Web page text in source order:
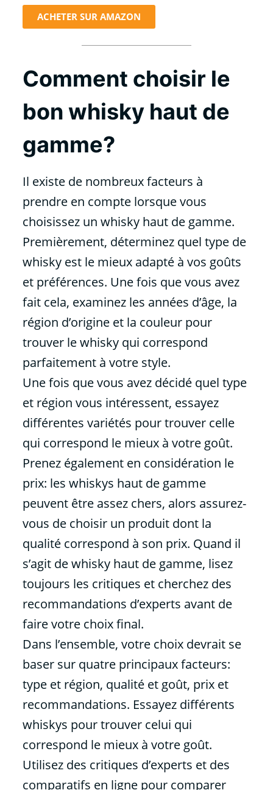
ACHETER SUR AMAZON
Comment choisir le
bon whisky haut de
gamme?
Il existe de nombreux facteurs à
prendre en compte lorsque vous
choisissez un whisky haut de gamme.
Premièrement, déterminez quel type de
whisky est le mieux adapté à vos goûts
et préférences. Une fois que vous avez
fait cela, examinez les années d’âge, la
région d’origine et la couleur pour
trouver le whisky qui correspond
parfaitement à votre style.
Une fois que vous avez décidé quel type
et région vous intéressent, essayez
différentes variétés pour trouver celle
qui correspond le mieux à votre goût.
Prenez également en considération le
prix: les whiskys haut de gamme
peuvent être assez chers, alors assurez-
vous de choisir un produit dont la
qualité correspond à son prix. Quand il
s’agit de whisky haut de gamme, lisez
toujours les critiques et cherchez des
recommandations d’experts avant de
faire votre choix final.
Dans l’ensemble, votre choix devrait se
baser sur quatre principaux facteurs:
type et région, qualité et goût, prix et
recommandations. Essayez différents
whiskys pour trouver celui qui
correspond le mieux à votre goût.
Utilisez des critiques d’experts et des
comparatifs en ligne pour comparer